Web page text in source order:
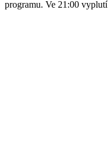
programu. Ve 21:00